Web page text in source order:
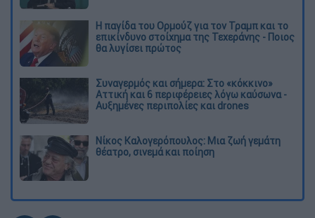
Η παγίδα του Ορμούζ για τον Τραμπ και το
επικίνδυνο στοίχημα της Τεχεράνης - Ποιος
θα λυγίσει πρώτος
Συναγερμός και σήμερα: Στο «κόκκινο»
Αττική και 6 περιφέρειες λόγω καύσωνα -
Αυξημένες περιπολίες και drones
Νίκος Καλογερόπουλος: Μια ζωή γεμάτη
θέατρο, σινεμά και ποίηση